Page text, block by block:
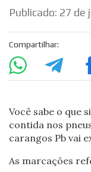
Publicado: 27 de
Compartilhar:
Você sabe o que
contida nos
carangos Pb vai
As marcações